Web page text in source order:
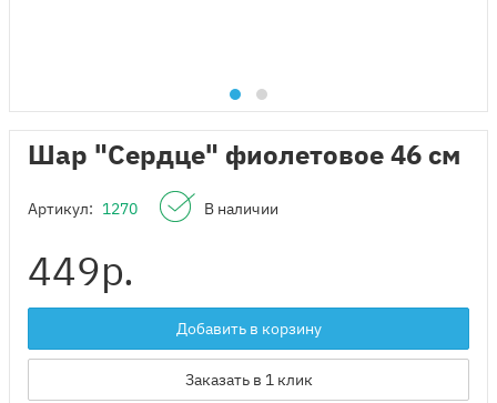
Шар "Сердце" фиолетовое 46 см
Артикул: 1270 В наличии
449р.
Добавить в корзину
Заказать в 1 клик